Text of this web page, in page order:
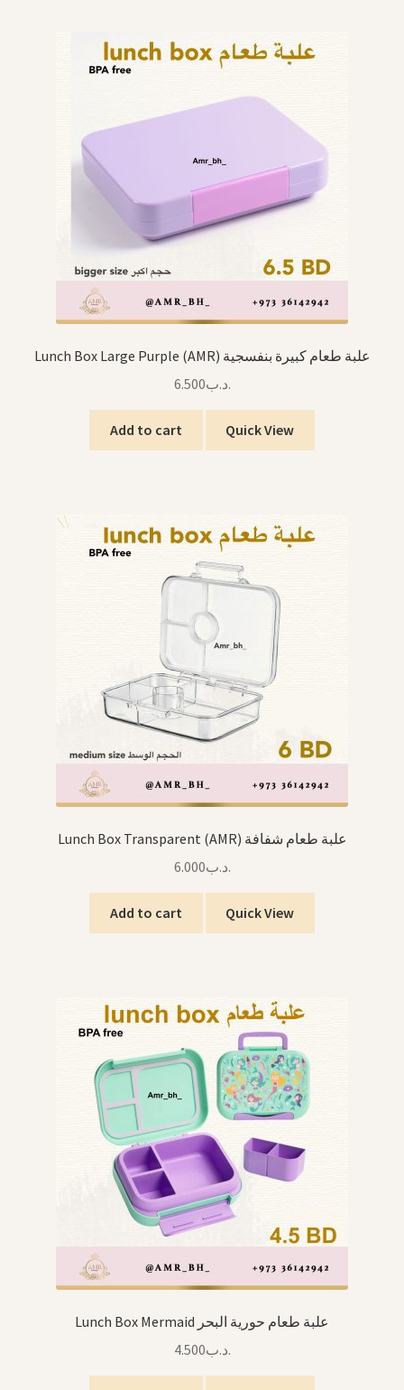
Lunch Box Large Purple (AMR) علبة طعام كبيرة بنفسجية
.د.ب6.500
Add to cart Quick View
Lunch Box Transparent (AMR) علبة طعام شفافة
.د.ب6.000
Add to cart Quick View
Lunch Box Mermaid علبة طعام حورية البحر
.د.ب4.500